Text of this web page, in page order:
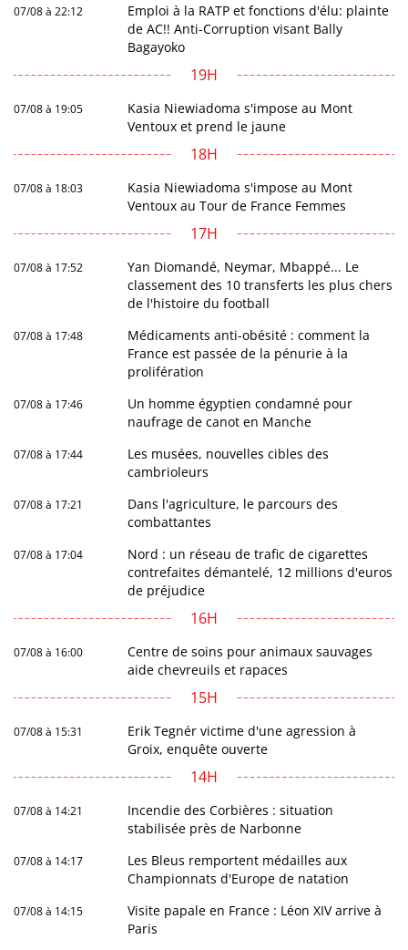
07/08 à 22:12
Emploi à la RATP et fonctions d'élu: plainte
de AC!! Anti-Corruption visant Bally
Bagayoko
19H
07/08 à 19:05
Kasia Niewiadoma s'impose au Mont
Ventoux et prend le jaune
18H
07/08 à 18:03
Kasia Niewiadoma s'impose au Mont
Ventoux au Tour de France Femmes
17H
07/08 à 17:52
Yan Diomandé, Neymar, Mbappé... Le
classement des 10 transferts les plus chers
de l'histoire du football
07/08 à 17:48
Médicaments anti-obésité : comment la
France est passée de la pénurie à la
prolifération
07/08 à 17:46
Un homme égyptien condamné pour
naufrage de canot en Manche
07/08 à 17:44
Les musées, nouvelles cibles des
cambrioleurs
07/08 à 17:21
Dans l'agriculture, le parcours des
combattantes
07/08 à 17:04
Nord : un réseau de trafic de cigarettes
contrefaites démantelé, 12 millions d'euros
de préjudice
16H
07/08 à 16:00
Centre de soins pour animaux sauvages
aide chevreuils et rapaces
15H
07/08 à 15:31
Erik Tegnér victime d'une agression à
Groix, enquête ouverte
14H
07/08 à 14:21
Incendie des Corbières : situation
stabilisée près de Narbonne
07/08 à 14:17
Les Bleus remportent médailles aux
Championnats d'Europe de natation
07/08 à 14:15
Visite papale en France : Léon XIV arrive à
Paris